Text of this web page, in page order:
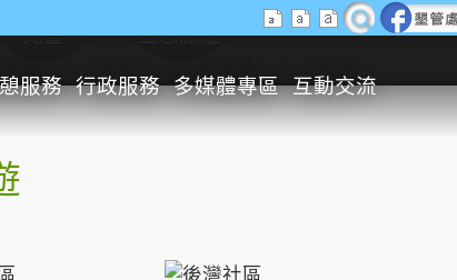
服務 行政服務 多媒體專區 互動交流
兒童 生態旅遊